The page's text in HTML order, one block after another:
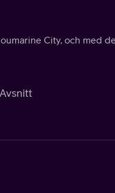
City, och med